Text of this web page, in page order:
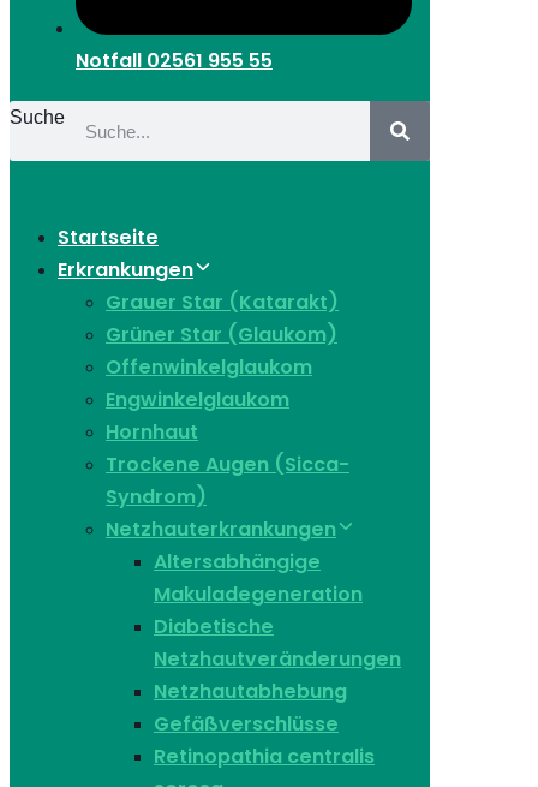
Notfall 02561 955 55
Suche
Startseite
Erkrankungen
Grauer Star (Katarakt)
Grüner Star (Glaukom)
Offenwinkelglaukom
Engwinkelglaukom
Hornhaut
Trockene Augen (Sicca-
Syndrom)
Netzhauterkrankungen
Altersabhängige
Makuladegeneration
Diabetische
Netzhautveränderungen
Netzhautabhebung
Gefäßverschlüsse
Retinopathia centralis